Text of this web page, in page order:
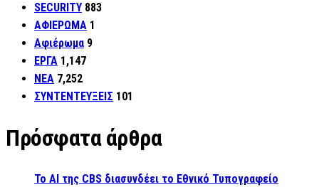
SECURITY 883
ΑΦΙΕΡΩΜΑ 1
Αφιέρωμα 9
ΕΡΓΑ 1,147
ΝΕΑ 7,252
ΣΥΝΤΕΝΤΕΥΞΕΙΣ 101
Πρόσφατα άρθρα
Το AI της CBS διασυνδέει το Εθνικό Τυπογραφείο